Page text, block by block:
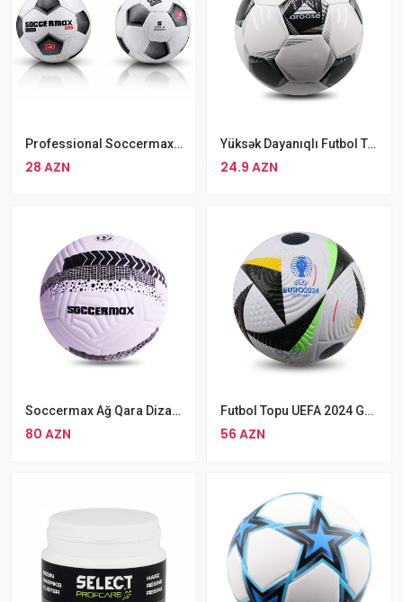
Professional Soccermax Futbol Topu
28 AZN
Yüksək Dayanıqlı Futbol Topu 5 Nömrəli
24.9 AZN
Soccermax Ağ Qara Dizayınlı Futbol Topu №5
80 AZN
Futbol Topu UEFA 2024 Germany 5 Nömrəli UEFA 24 Pro Futbol Topu Adidas
56 AZN